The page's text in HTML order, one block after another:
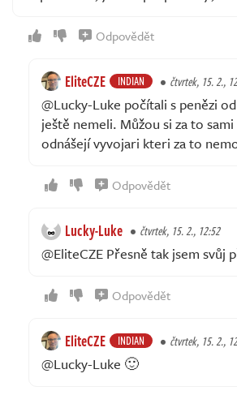
Odpovědět
EliteCZE INDIAN čtvrtek, 15. 2.,
@Lucky-Luke počítali s penězi
ještě nemeli. Můžou si za to
odnášejí vyvojari kteri za to
Odpovědět
Lucky-Luke čtvrtek, 15. 2., 12:52
@EliteCZE Přesně tak jsem svůj
Odpovědět
EliteCZE INDIAN čtvrtek, 15. 2.,
@Lucky-Luke 🙂